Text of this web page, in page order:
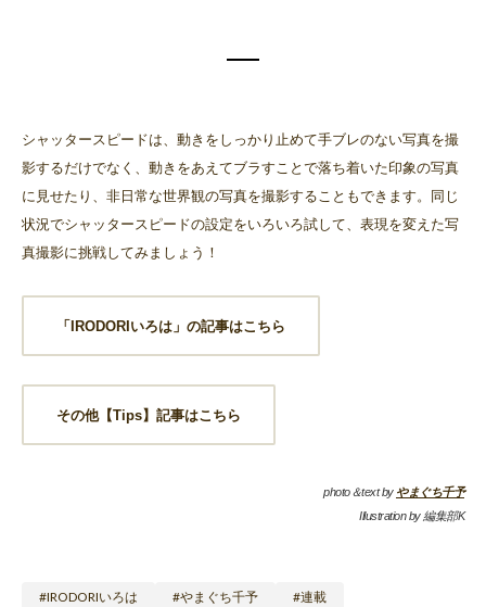
シャッタースピードは、動きをしっかり止めて手ブレのない写真を撮
影するだけでなく、動きをあえてブラすことで落ち着いた印象の写真
に見せたり、非日常な世界観の写真を撮影することもできます。同じ
状況でシャッタースピードの設定をいろいろ試して、表現を変えた写
真撮影に挑戦してみましょう！
「IRODORIいろは」の記事はこちら
その他【Tips】記事はこちら
photo＆text by やまぐち千予
Illustration by 編集部K
IRODORIいろは やまぐち千予 連載